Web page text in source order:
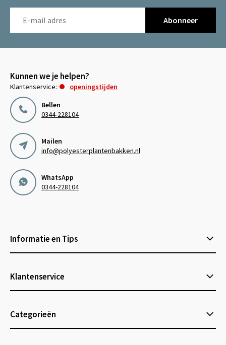
Abonneer
Kunnen we je helpen?
Klantenservice:
openingstijden
Bellen
0344-228104
Mailen
info@polyesterplantenbakken.nl
WhatsApp
0344-228104
Informatie en Tips
Klantenservice
Categorieën